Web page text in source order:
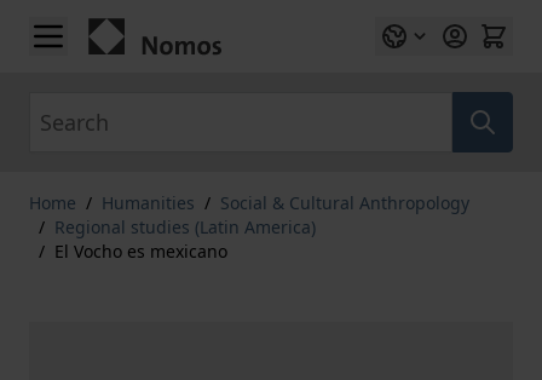
Skip to Content
Home / Humanities / Social & Cultural Anthropology
/ Regional studies (Latin America)
/ El Vocho es mexicano